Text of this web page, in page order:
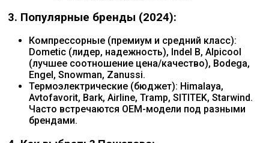
3. Популярные бренды (2024):
Компрессорные (премиум и средний класс):
Dometic (лидер, надежность), Indel B, Alpicool
(лучшее соотношение цена/качество), Bodega,
Engel, Snowman, Zanussi.
Термоэлектрические (бюджет): Himalaya,
Avtofavorit, Bark, Airline, Tramp, SITITEK, Starwind.
Часто встречаются OEM-модели под разными
брендами.